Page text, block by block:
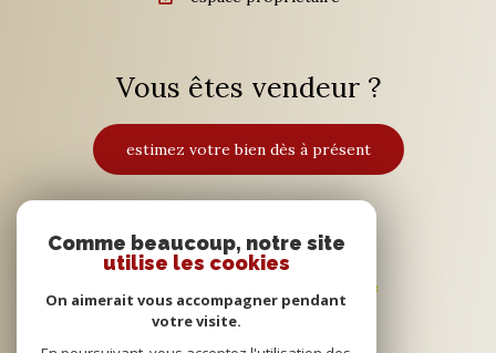
Vous êtes vendeur ?
estimez votre bien dès à présent
Adhérents
Comme beaucoup, notre site
utilise les cookies
On aimerait vous accompagner pendant
votre visite.